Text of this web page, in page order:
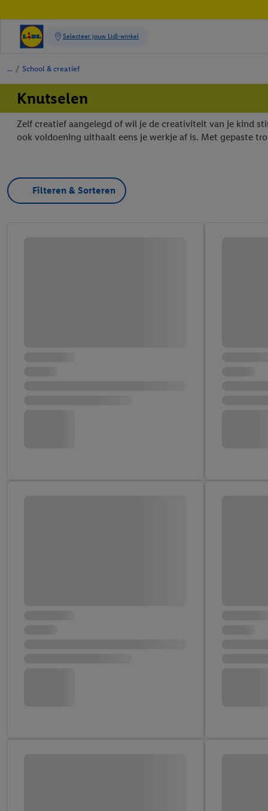
/ School & creatief
Knutselen
Zelf creatief aangelegd of wil je de creativiteit van je kind
ook voldoening uithaalt eens je werkje af is. Met gepaste
Filteren & Sorteren